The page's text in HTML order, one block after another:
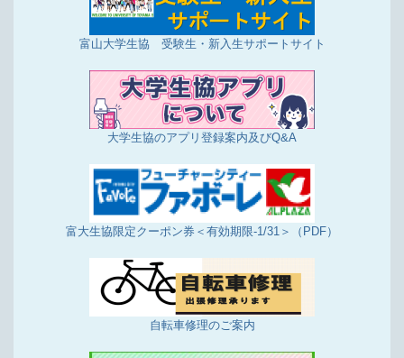
富山大学生協 受験生・新入生サポートサイト
大学生協のアプリ登録案内及びQ&A
富大生協限定クーポン券＜有効期限-1/31＞（PDF）
自転車修理のご案内